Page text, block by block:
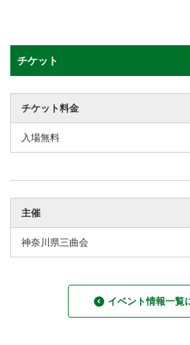
チケット
チケット料金
入場無料
主催
神奈川県三曲会
イベント情報一覧